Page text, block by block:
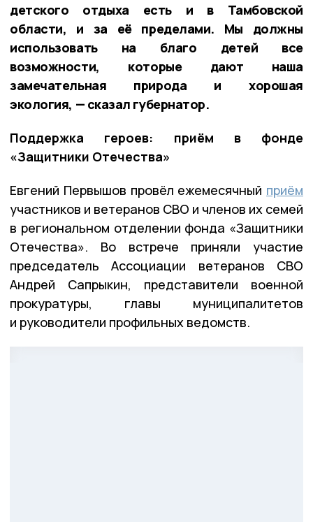
детского отдыха есть и в Тамбовской
области, и за её пределами. Мы должны
использовать на благо детей все
возможности, которые дают наша
замечательная природа и хорошая
экология, — сказал губернатор.
Поддержка героев: приём в фонде
«Защитники Отечества»
Евгений Первышов провёл ежемесячный приём
участников и ветеранов СВО и членов их семей
в региональном отделении фонда «Защитники
Отечества». Во встрече приняли участие
председатель Ассоциации ветеранов СВО
Андрей Сапрыкин, представители военной
прокуратуры, главы муниципалитетов
и руководители профильных ведомств.